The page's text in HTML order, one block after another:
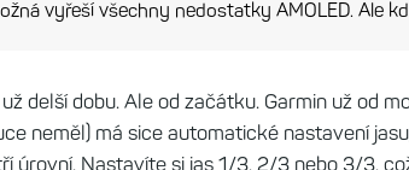
vyřeší všechny nedostatky AMOLED. Ale
delší dobu. Ale od začátku. Garmin už od
neměl) má sice automatické nastavení
úrovní. Nastavíte si jas 1/3, 2/3 nebo 3/3,